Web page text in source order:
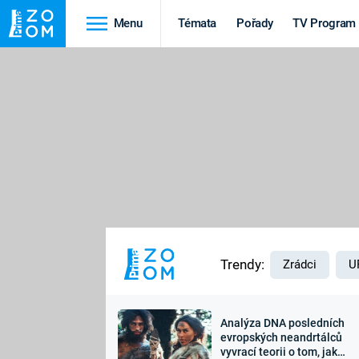
Menu Témata Pořady TV Program
Výročí
Trendy: Zrádci
Analýza DNA posledních
evropských neandrtálců
vyvrací teorii o tom, jak